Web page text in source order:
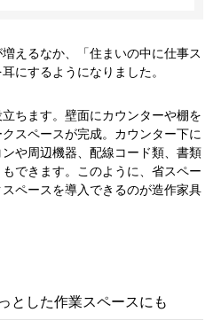
えるなか、「住まいの中に仕事ス
にするようになりました。
ちます。壁面にカウンターや棚を
スペースが完成。カウンター下に
や周辺機器、配線コード類、書類
できます。このように、省スペー
ペースを導入できるのが造作家具
とした作業スペースにも